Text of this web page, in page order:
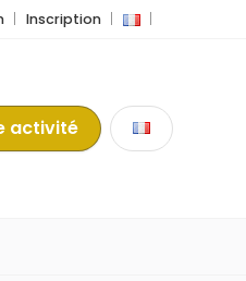
Inscription
activité